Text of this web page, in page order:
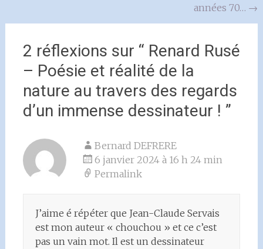
années 70… →
2 réflexions sur “ Renard Rusé
– Poésie et réalité de la
nature au travers des regards
d’un immense dessinateur ! ”
Bernard DEFRERE
6 janvier 2024 à 16 h 24 min
Permalink
J’aime é répéter que Jean-Claude Servais
est mon auteur « chouchou » et ce c’est
pas un vain mot. Il est un dessinateur